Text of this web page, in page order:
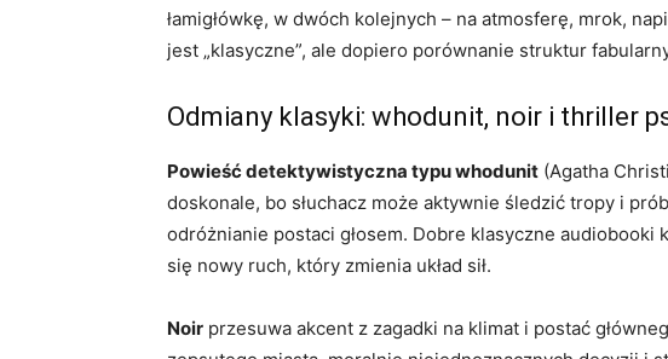
łamigłówkę, w dwóch kolejnych – na atmosferę, mrok,
jest „klasyczne”, ale dopiero porównanie struktur
Odmiany klasyki: whodunit, noir i thriller
Powieść detektywistyczna typu whodunit (Agatha
doskonale, bo słuchacz może aktywnie śledzić tropy i
odróżnianie postaci głosem. Dobre klasyczne
się nowy ruch, który zmienia układ sił.
Noir przesuwa akcent z zagadki na klimat i postać